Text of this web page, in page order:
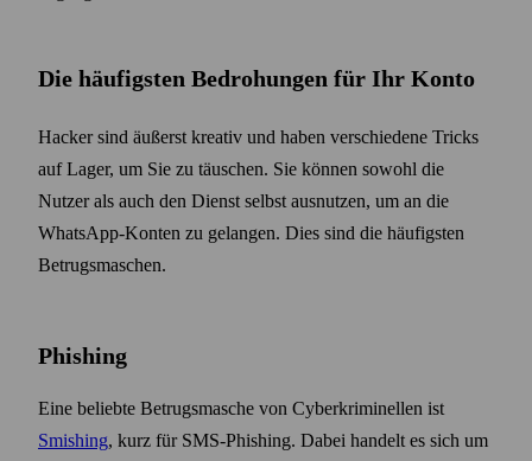
Die häufigsten Bedrohungen für Ihr Konto
Hacker sind äußerst kreativ und haben verschiedene Tricks
auf Lager, um Sie zu täuschen. Sie können sowohl die
Nutzer als auch den Dienst selbst ausnutzen, um an die
WhatsApp-Konten zu gelangen. Dies sind die häufigsten
Betrugs­maschen.
Phishing
Eine beliebte Betrugs­masche von Cyber­kriminellen ist
Smishing, kurz für SMS-Phishing. Dabei handelt es sich um